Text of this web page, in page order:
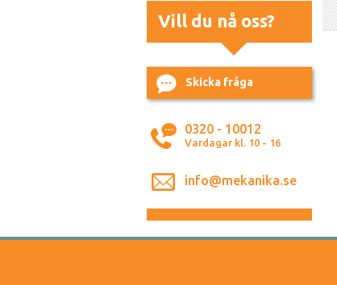
Vill du nå oss?
Skicka fråga
0320 - 10012
Vardagar kl. 10 - 16
info@mekanika.se